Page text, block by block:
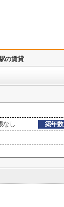
の賃貸
なし 築年数